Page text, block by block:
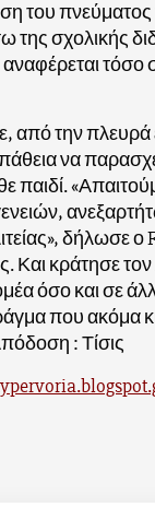
του πνεύματος
της σχολικής
από την πλευρά
να
παιδί.
δήλωσε ο
Και κράτησε τον
όσο και σε
που ακόμα
: Τίσις